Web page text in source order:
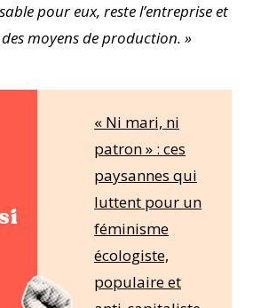
pour eux, reste l’entreprise et
moyens de production. »
« Ni mari, ni
patron » : ces
paysannes qui
luttent pour un
féminisme
écologiste,
populaire et